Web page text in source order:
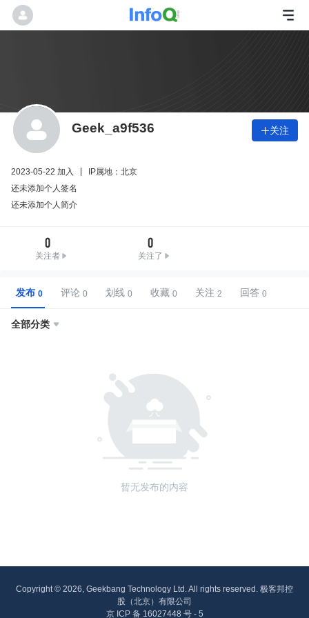
Geek_a9f536 关注
2023-05-22 加入
IP属地：北京
还未添加个人签名
还未添加个人简介
0
关注者
0
关注了
发布 评论 划线 收藏 关注 回答
全部分类 
暂无发布的内容
Copyright © 2026, Geekbang Technology Ltd. All rights reserved. 极客邦控
股（北京）有限公司
京 ICP 备 16027448 号 - 5